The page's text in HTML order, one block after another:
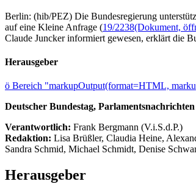
Berlin: (hib/PEZ) Die Bundesregierung
auf eine Kleine Anfrage (19/2238(Dokument,
Claude Juncker informiert gewesen, erklärt die
Herausgeber
ö Bereich "markupOutput(format=HTML,
Deutscher Bundestag, Parlamentsnachrichten
Verantwortlich: Frank Bergmann (V.i.S.d.P.)
Redaktion: Lisa Brüßler, Claudia Heine,
Sandra Schmid, Michael Schmidt, Denise
Herausgeber